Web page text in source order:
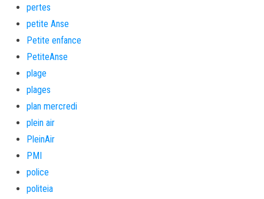
pertes
petite Anse
Petite enfance
PetiteAnse
plage
plages
plan mercredi
plein air
PleinAir
PMI
police
politeia